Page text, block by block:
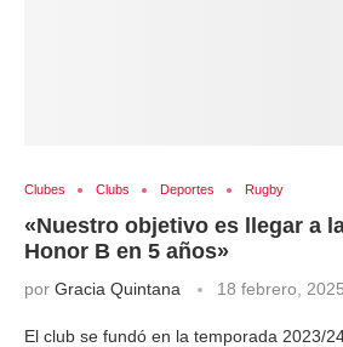
Clubes Clubs Deportes Rugby
«Nuestro objetivo es llegar a
Honor B en 5 años»
por Gracia Quintana 18 febrero, 2025
El club se fundó en la temporada 2023/